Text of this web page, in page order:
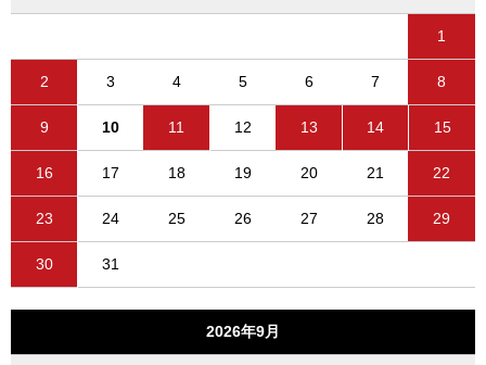
1
2 3 4 5 6 7 8
9 10 11 12 13 14 15
16 17 18 19 20 21 22
23 24 25 26 27 28 29
30 31
2026年9月